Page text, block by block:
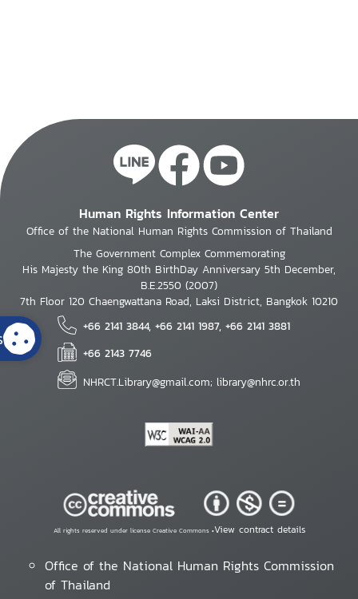
Human Rights Information Center
Office of the National Human Rights Commission of Thailand
The Government Complex Commemorating
His Majesty the King 80th BirthDay Anniversary 5th December,
B.E.2550 (2007)
7th Floor 120 Chaengwattana Road, Laksi District, Bangkok 10210
+66 2141 3844, +66 2141 1987, +66 2141 3881
+66 2143 7746
NHRCT.Library@gmail.com; library@nhrc.or.th
All rights reserved under license Creative Commons •View contract details
Office of the National Human Rights Commission
of Thailand